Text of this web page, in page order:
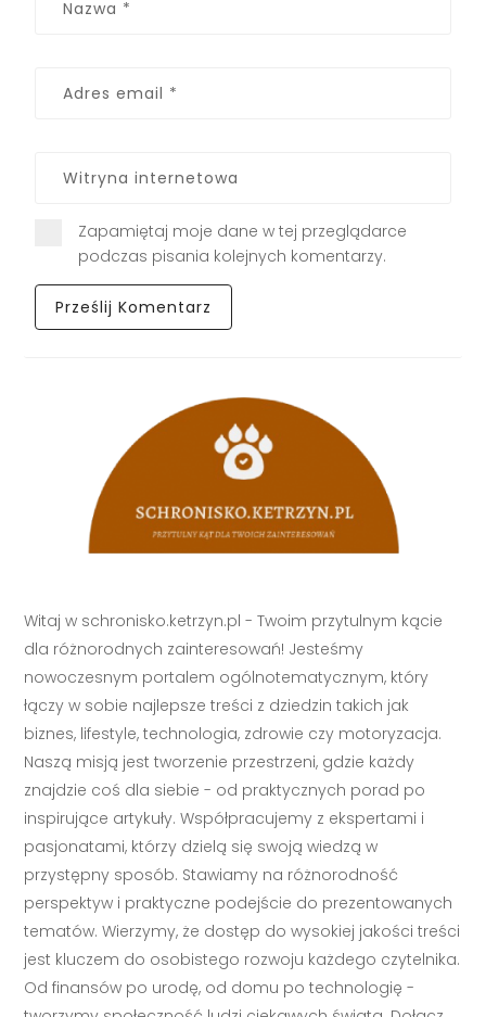
Zapamiętaj moje dane w tej przeglądarce
podczas pisania kolejnych komentarzy.
Witaj w schronisko.ketrzyn.pl - Twoim przytulnym kącie
dla różnorodnych zainteresowań! Jesteśmy
nowoczesnym portalem ogólnotematycznym, który
łączy w sobie najlepsze treści z dziedzin takich jak
biznes, lifestyle, technologia, zdrowie czy motoryzacja.
Naszą misją jest tworzenie przestrzeni, gdzie każdy
znajdzie coś dla siebie - od praktycznych porad po
inspirujące artykuły. Współpracujemy z ekspertami i
pasjonatami, którzy dzielą się swoją wiedzą w
przystępny sposób. Stawiamy na różnorodność
perspektyw i praktyczne podejście do prezentowanych
tematów. Wierzymy, że dostęp do wysokiej jakości treści
jest kluczem do osobistego rozwoju każdego czytelnika.
Od finansów po urodę, od domu po technologię -